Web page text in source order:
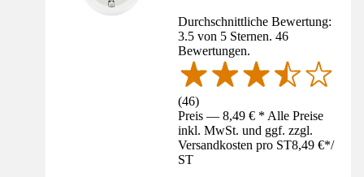
Durchschnittliche Bewertung:
3.5 von 5 Sternen. 46
Bewertungen.
(46)
Preis — 8,49 € * Alle Preise
inkl. MwSt. und ggf. zzgl.
Versandkosten pro ST8,49 €*/
ST